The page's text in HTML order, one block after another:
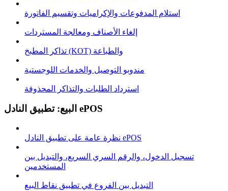
استلام المدفوعات والإكراميات وتقسيم الفاتورة
إلغاء الأصناف ومعالجة المستردات
تذاكر المطبخ (KOT) والطباعة
مندوبو التوصيل والخدمات اللوجستية
استرداد الطلبات والتذاكر المحذوفة
البيع: تطبيق النادل ePOS
نظرة عامة على تطبيق النادل ePOS
تسجيل الدخول، والرقم السري السريع، والتبديل بين
المستخدمين
التبديل بين الفروع في تطبيق نقاط البيع